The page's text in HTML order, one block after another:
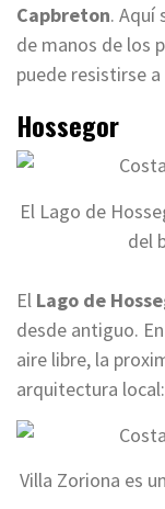
Capbreton. Aquí
de manos de los
puede resistirse
Hossegor
El Lago de
del
El Lago de
desde antiguo.
aire libre, la
arquitectura
Villa Zoriona es